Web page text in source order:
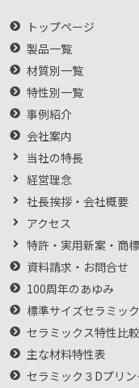
トップページ
製品一覧
材質別一覧
特性別一覧
事例紹介
会社案内
当社の特長
経営理念
社長挨拶・会社概要
アクセス
特許・実用新案・商
資料請求・お問合せ
100周年のあゆみ
標準サイズセラミッ
セラミックス特性比
主な材料特性表
セラミック３Dプリ